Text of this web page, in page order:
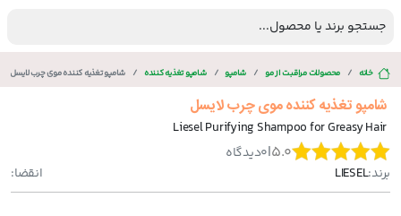
جستجو برند یا محصول...
خانه محصولات مراقبت از مو شامپو شامپو تغذیه کننده شامپو تغذیه کننده موی چرب لایسل
شامپو تغذیه کننده موی چرب لایسل
Liesel Purifying Shampoo for Greasy Hair
5.0
|
0دیدگاه
برند:LIESEL انقضا: